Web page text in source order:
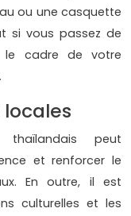
ou une casquette
si vous passez de
le cadre de votre
peut
et renforcer le
En outre, il est
culturelles et les